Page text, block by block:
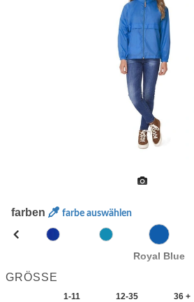
farben farbe auswählen
Royal Blue
GRÖSSE
1-11 12-35 36 +